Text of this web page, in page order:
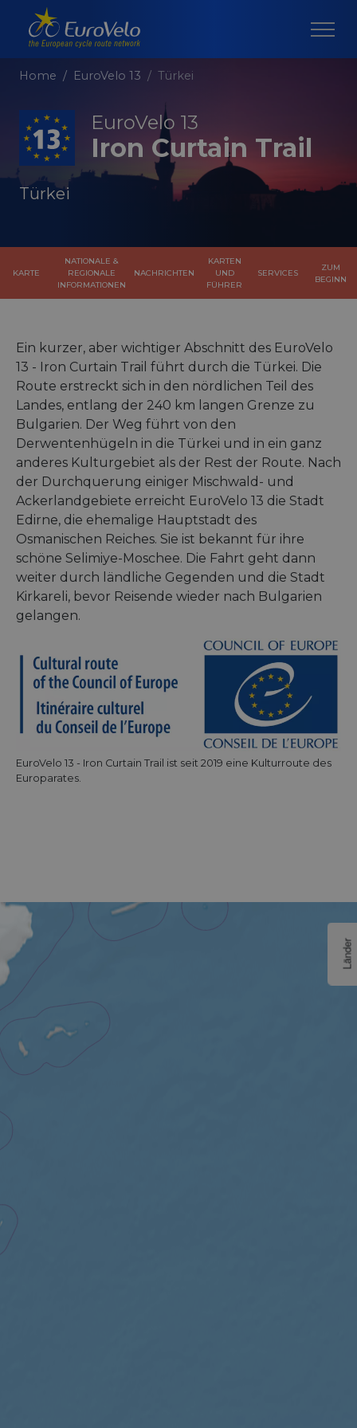
Home EuroVelo 13 Türkei
EuroVelo 13
Iron Curtain Trail
Türkei
KARTE
NATIONALE &
REGIONALE
INFORMATIONEN
NACHRICHTEN
KARTEN
UND
FÜHRER
SERVICES
ZUM
BEGINN
Ein kurzer, aber wichtiger Abschnitt des EuroVelo
13 - Iron Curtain Trail führt durch die Türkei. Die
Route erstreckt sich in den nördlichen Teil des
Landes, entlang der 240 km langen Grenze zu
Bulgarien. Der Weg führt von den
Derwentenhügeln in die Türkei und in ein ganz
anderes Kulturgebiet als der Rest der Route. Nach
der Durchquerung einiger Mischwald- und
Ackerlandgebiete erreicht EuroVelo 13 die Stadt
Edirne, die ehemalige Hauptstadt des
Osmanischen Reiches. Sie ist bekannt für ihre
schöne Selimiye-Moschee. Die Fahrt geht dann
weiter durch ländliche Gegenden und die Stadt
Kirkareli, bevor Reisende wieder nach Bulgarien
gelangen.
EuroVelo 13 - Iron Curtain Trail ist seit 2019 eine Kulturroute des
Europarates.
Länder